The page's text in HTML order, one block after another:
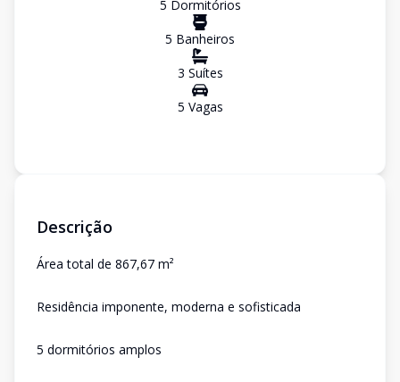
5 Dormitórios
5 Banheiros
3 Suítes
5 Vagas
Descrição
Área total de 867,67 m²
Residência imponente, moderna e sofisticada
5 dormitórios amplos